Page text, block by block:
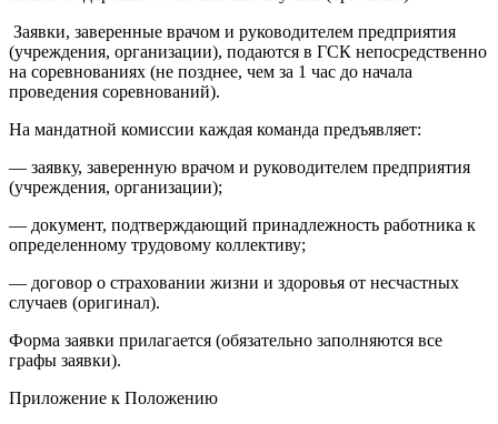
Заявки, заверенные врачом и руководителем предприятия
(учреждения, организации), подаются в ГСК непосредственно
на соревнованиях (не позднее, чем за 1 час до начала
проведения соревнований).
На мандатной комиссии каждая команда предъявляет:
— заявку, заверенную врачом и руководителем предприятия
(учреждения, организации);
— документ, подтверждающий принадлежность работника к
определенному трудовому коллективу;
— договор о страховании жизни и здоровья от несчастных
случаев (оригинал).
Форма заявки прилагается (обязательно заполняются все
графы заявки).
Приложение к Положению